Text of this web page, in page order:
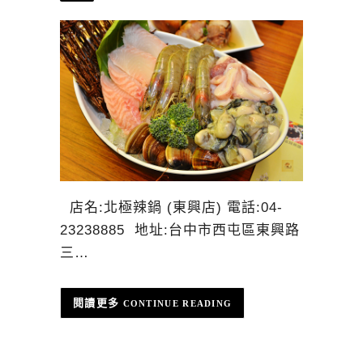
店名:北極辣鍋 (東興店) 電話:04-
23238885 地址:台中市西屯區東興路
三…
CONTINUE READING